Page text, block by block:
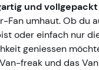
und
Fan umhaut. Ob du
oder einfach nur
geniessen
freak und das